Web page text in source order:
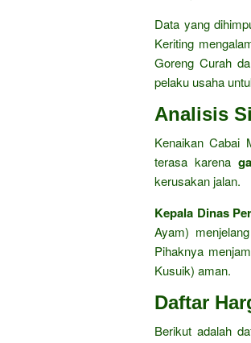
Data yang
Keriting
Goreng Curah
pelaku usaha
Analisis
Kenaikan Cabai
terasa karena
kerusakan jalan.
Kepala Dinas
Ayam)
Pihaknya
Kusuik) aman.
Daftar
Berikut adalah